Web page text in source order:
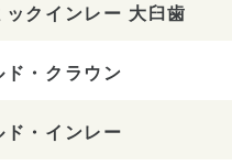
ックインレー 大臼歯
ド・クラウン
ド・インレー